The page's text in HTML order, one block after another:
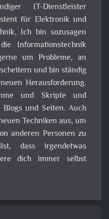
IT-Dienstleister
für Elektronik und
Ich bin sozusagen
Informationstechnik
um Probleme, an
und bin ständig
Herausforderung.
und Skripte und
und Seiten. Auch
Techniken aus, um
anderen Personen zu
dass irgendetwas
dich immer selbst